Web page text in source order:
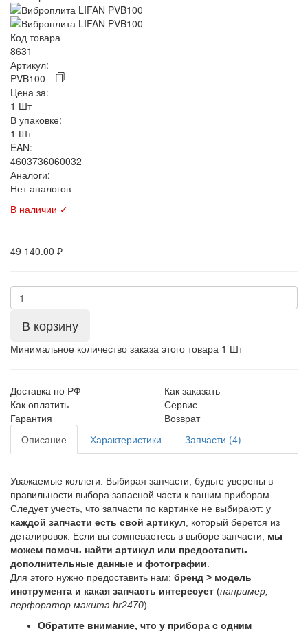
Код товара
8631
Артикул:
PVB100
Цена за:
1 Шт
В упаковке:
1 Шт
EAN:
4603736060032
Аналоги:
Нет аналогов
В наличии ✓
49 140.00 ₽
В корзину
Минимальное количество заказа этого товара 1 Шт
Доставка по РФ
Как заказать
Как оплатить
Сервис
Гарантия
Возврат
Описание
Характеристики Запчасти (4)
Уважаемые коллеги. Выбирая запчасти, будьте уверены в
правильности выбора запасной части к вашим приборам.
Следует учесть, что запчасти по картинке не выбирают: у
каждой запчасти есть свой артикул, который берется из
деталировок. Если вы сомневаетесь в выборе запчасти, мы
можем помочь найти артикул или предоставить
дополнительные данные и фотографии.
Для этого нужно предоставить нам: бренд > модель
инструмента и какая запчасть интересует (например,
перфоратор макита hr2470).
Обратите внимание, что у прибора с одним